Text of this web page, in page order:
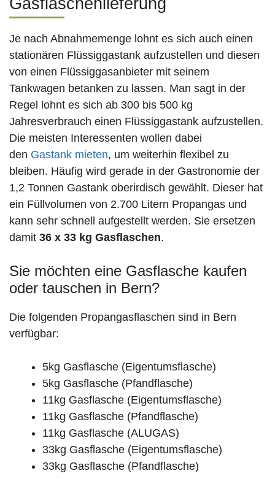
Gasflaschenlieferung
Je nach Abnahmemenge lohnt es sich auch einen
stationären Flüssiggastank aufzustellen und diesen
von einen Flüssiggasanbieter mit seinem
Tankwagen betanken zu lassen. Man sagt in der
Regel lohnt es sich ab 300 bis 500 kg
Jahresverbrauch einen Flüssiggastank aufzustellen.
Die meisten Interessenten wollen dabei
den Gastank mieten, um weiterhin flexibel zu
bleiben. Häufig wird gerade in der Gastronomie der
1,2 Tonnen Gastank oberirdisch gewählt. Dieser hat
ein Füllvolumen von 2.700 Litern Propangas und
kann sehr schnell aufgestellt werden. Sie ersetzen
damit 36 x 33 kg Gasflaschen.
Sie möchten eine Gasflasche kaufen
oder tauschen in Bern?
Die folgenden Propangasflaschen sind in Bern
verfügbar:
5kg Gasflasche (Eigentumsflasche)
5kg Gasflasche (Pfandflasche)
11kg Gasflasche (Eigentumsflasche)
11kg Gasflasche (Pfandflasche)
11kg Gasflasche (ALUGAS)
33kg Gasflasche (Eigentumsflasche)
33kg Gasflasche (Pfandflasche)